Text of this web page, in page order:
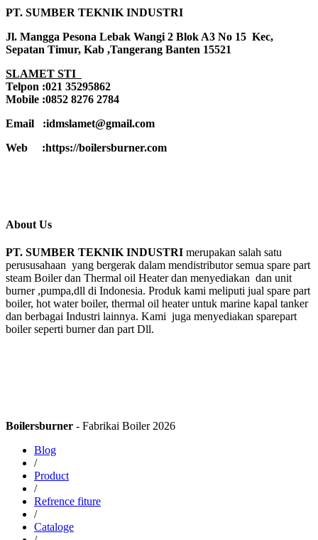
PT. SUMBER TEKNIK INDUSTRI
Jl. Mangga Pesona Lebak Wangi 2 Blok A3 No 15 Kec,
Sepatan Timur, Kab ,Tangerang Banten 15521
SLAMET STI
Telpon :021 35295862
Mobile :0852 8276 2784
Email :idmslamet@gmail.com
Web :https://boilersburner.com
About Us
PT. SUMBER TEKNIK INDUSTRI merupakan salah satu
perususahaan yang bergerak dalam mendistributor semua spare part
steam Boiler dan Thermal oil Heater dan menyediakan dan unit
burner ,pumpa,dll di Indonesia. Produk kami meliputi jual spare part
boiler, hot water boiler, thermal oil heater untuk marine kapal tanker
dan berbagai Industri lainnya. Kami juga menyediakan sparepart
boiler seperti burner dan part Dll.
Boilersburner - Fabrikai Boiler 2026
Blog
/
Product
/
Refrence fiture
/
Cataloge